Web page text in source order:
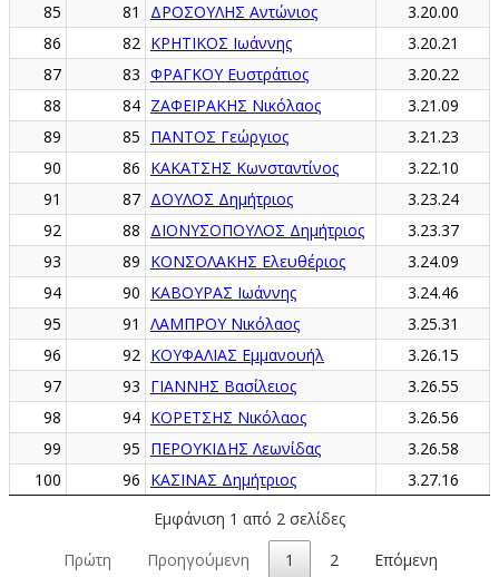
85
81 ΔΡΟΣΟΥΛΗΣ Αντώνιος
3.20.00
86
82 ΚΡΗΤΙΚΟΣ Ιωάννης
3.20.21
87
83 ΦΡΑΓΚΟΥ Ευστράτιος
3.20.22
88
84 ΖΑΦΕΙΡΑΚΗΣ Νικόλαος
3.21.09
89
85 ΠΑΝΤΟΣ Γεώργιος
3.21.23
90
86 ΚΑΚΑΤΣΗΣ Κωνσταντίνος
3.22.10
91
87 ΔΟΥΛΟΣ Δημήτριος
3.23.24
92
88 ΔΙΟΝΥΣΟΠΟΥΛΟΣ Δημήτριος
3.23.37
93
89 ΚΟΝΣΟΛΑΚΗΣ Ελευθέριος
3.24.09
94
90 ΚΑΒΟΥΡΑΣ Ιωάννης
3.24.46
95
91 ΛΑΜΠΡΟΥ Νικόλαος
3.25.31
96
92 ΚΟΥΦΑΛΙΑΣ Εμμανουήλ
3.26.15
97
93 ΓΙΑΝΝΗΣ Βασίλειος
3.26.55
98
94 ΚΟΡΕΤΣΗΣ Νικόλαος
3.26.56
99
95 ΠΕΡΟΥΚΙΔΗΣ Λεωνίδας
3.26.58
100
96 ΚΑΣΙΝΑΣ Δημήτριος
3.27.16
Εμφάνιση 1 από 2 σελίδες
Πρώτη
Προηγούμενη 1 2
Επόμενη